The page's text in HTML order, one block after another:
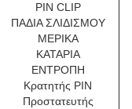
PIN CLIP
ΠΑΔΙΑ ΣΛΙΔΙΣΜΟΥ
ΜΕΡΙΚΑ
ΚΑΤΑΡΙΑ
ΕΝΤΡΟΠΗ
Κρατητής PIN
Προστατευτής